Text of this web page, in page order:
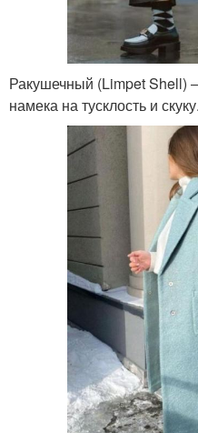
Ракушечный (Limpet Shell)
намека на тусклость и скуку.